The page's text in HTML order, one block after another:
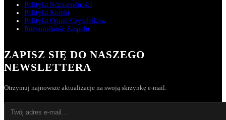
Polityka Różnorodności
Polityka Korekt
Polityka Opinii Czytelników
Różnorodność Zespołu
ZAPISZ SIĘ DO NASZEGO
NEWSLETTERA
Otrzymuj najnowsze aktualizacje na swoją skrzynkę e-mail.